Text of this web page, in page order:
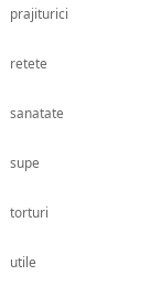
prajiturici
retete
sanatate
supe
torturi
utile